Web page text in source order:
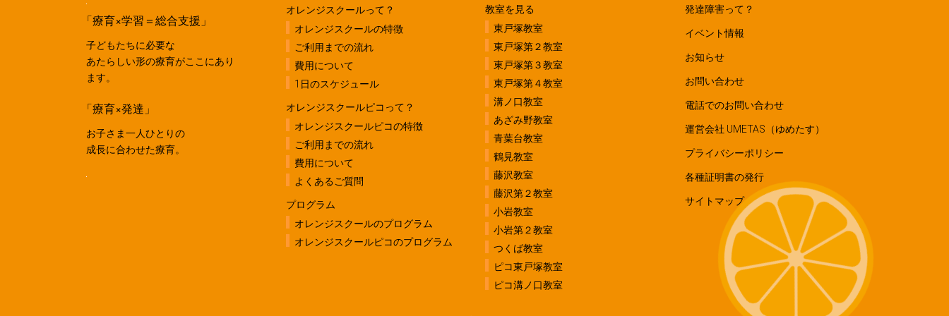
「療育×学習＝総合支援」
子どもたちに必要な
あたらしい形の療育がここにあり
ます。
「療育×発達」
お子さま一人ひとりの
成長に合わせた療育。
オレンジスクールって？
オレンジスクールの特徴
ご利用までの流れ
費用について
1日のスケジュール
オレンジスクールピコって？
オレンジスクールピコの特徴
ご利用までの流れ
費用について
よくあるご質問
プログラム
オレンジスクールのプログラム
オレンジスクールピコのプログラム
教室を見る
東戸塚教室
東戸塚第２教室
東戸塚第３教室
東戸塚第４教室
溝ノ口教室
あざみ野教室
青葉台教室
鶴見教室
藤沢教室
藤沢第２教室
小岩教室
小岩第２教室
つくば教室
ピコ東戸塚教室
ピコ溝ノ口教室
発達障害って？
イベント情報
お知らせ
お問い合わせ
電話でのお問い合わせ
運営会社 UMETAS（ゆめたす）
プライバシーポリシー
各種証明書の発行
サイトマップ